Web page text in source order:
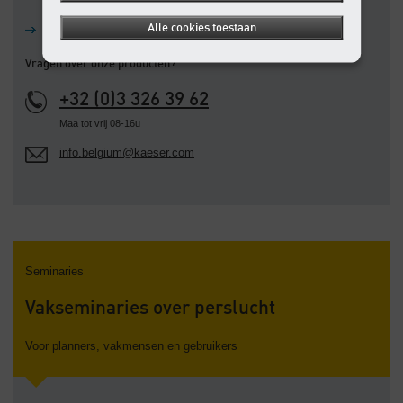
Vragen over onze producten?
+32 (0)3 326 39 62
Maa tot vrij 08-16u
info.belgium@kaeser.com
Seminaries
Vakseminaries over perslucht
Voor planners, vakmensen en gebruikers
Alle cookies toestaan